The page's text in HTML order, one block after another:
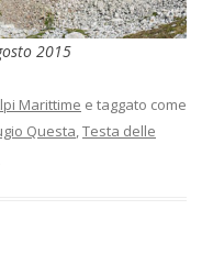
2015
Marittime e taggato come
Questa,Testa delle